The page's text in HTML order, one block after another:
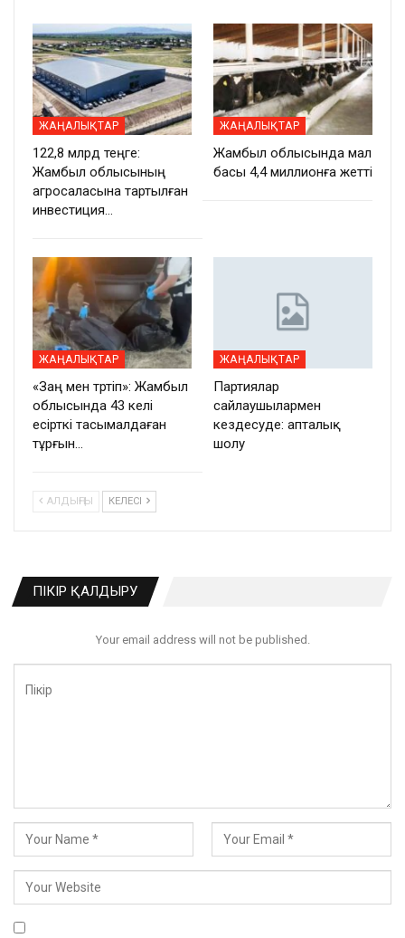
ЖАҢАЛЫҚТАР
122,8 млрд теңге:
Жамбыл облысының
агросаласына тартылған
инвестиция…
ЖАҢАЛЫҚТАР
Жамбыл облысында мал
басы 4,4 миллионға жетті
ЖАҢАЛЫҚТАР
«Заң мен тәртіп»: Жамбыл
облысында 43 келі
есірткі тасымалдаған
тұрғын…
ЖАҢАЛЫҚТАР
Партиялар
сайлаушылармен
кездесуде: апталық
шолу
АЛДЫҢҒЫ КЕЛЕСІ
ПІКІР ҚАЛДЫРУ
Your email address will not be published.